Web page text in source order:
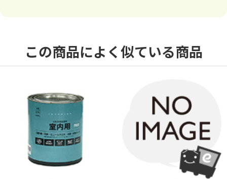
この商品によく似ている商品